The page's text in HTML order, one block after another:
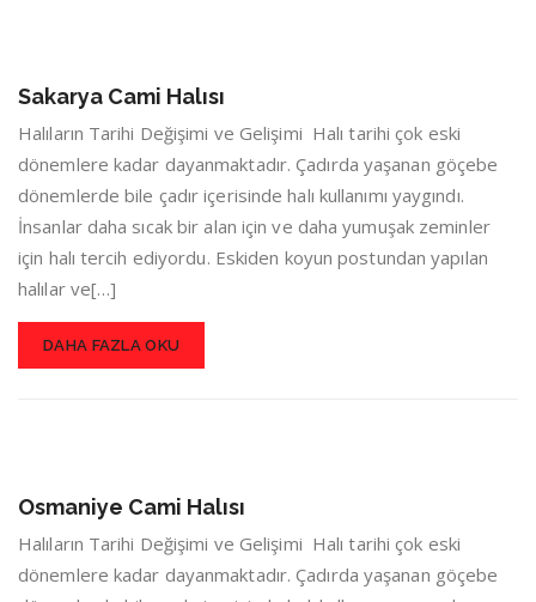
Sakarya Cami Halısı
Halıların Tarihi Değişimi ve Gelişimi Halı tarihi çok eski
dönemlere kadar dayanmaktadır. Çadırda yaşanan göçebe
dönemlerde bile çadır içerisinde halı kullanımı yaygındı.
İnsanlar daha sıcak bir alan için ve daha yumuşak zeminler
için halı tercih ediyordu. Eskiden koyun postundan yapılan
halılar ve[…]
DAHA FAZLA OKU
Osmaniye Cami Halısı
Halıların Tarihi Değişimi ve Gelişimi Halı tarihi çok eski
dönemlere kadar dayanmaktadır. Çadırda yaşanan göçebe